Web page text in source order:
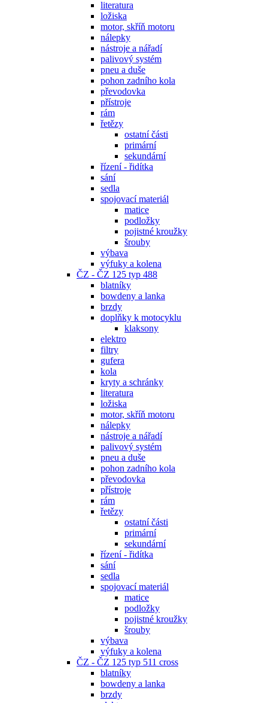
literatura
ložiska
motor, skříň motoru
nálepky
nástroje a nářadí
palivový systém
pneu a duše
pohon zadního kola
převodovka
přístroje
rám
řetězy
ostatní části
primární
sekundární
řízení - řidítka
sání
sedla
spojovací materiál
matice
podložky
pojistné kroužky
šrouby
výbava
výfuky a kolena
ČZ - ČZ 125 typ 488
blatníky
bowdeny a lanka
brzdy
doplňky k motocyklu
klaksony
elektro
filtry
gufera
kola
kryty a schránky
literatura
ložiska
motor, skříň motoru
nálepky
nástroje a nářadí
palivový systém
pneu a duše
pohon zadního kola
převodovka
přístroje
rám
řetězy
ostatní části
primární
sekundární
řízení - řidítka
sání
sedla
spojovací materiál
matice
podložky
pojistné kroužky
šrouby
výbava
výfuky a kolena
ČZ - ČZ 125 typ 511 cross
blatníky
bowdeny a lanka
brzdy